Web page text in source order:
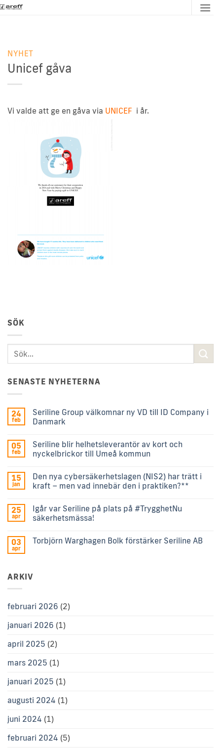
Skip
NYHET
Unicef gåva
Vi valde att ge en gåva via UNICEF i år.
SÖK
SENASTE NYHETERNA
24
feb
Seriline Group välkomnar ny VD till ID Company i
Danmark
05
feb
Seriline blir helhetsleverantör av kort och
nyckelbrickor till Umeå kommun
15
jan
Den nya cybersäkerhetslagen (NIS2) har trätt i
kraft – men vad innebär den i praktiken?**
25
apr
Igår var Seriline på plats på #TrygghetNu
säkerhetsmässa!
03
apr
Torbjörn Warghagen Bolk förstärker Seriline AB
ARKIV
februari 2026 (2)
januari 2026 (1)
april 2025 (2)
mars 2025 (1)
januari 2025 (1)
augusti 2024 (1)
juni 2024 (1)
februari 2024 (5)